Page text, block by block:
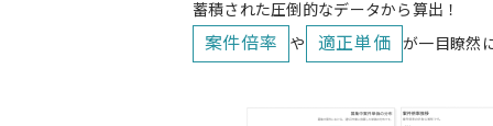
蓄積された圧倒的なデータから算出！
案件倍率 や 適正単価 が一目瞭然